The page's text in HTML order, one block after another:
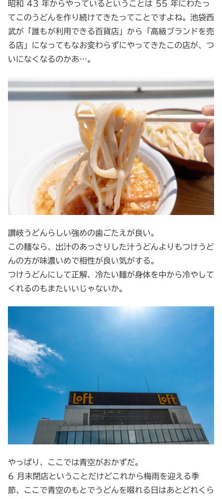
昭和 43 年からやっているということは 55 年にわたっ
てこのうどんを作り続けてきたってことですよね。池袋西
武が「誰もが利用できる百貨店」から「高級ブランドを売
る店」になってもなお変わらずにやってきたこの店が、つ
いになくなるのかあ…。
讃岐うどんらしい強めの歯ごたえが良い。
この麺なら、出汁のあっさりした汁うどんよりもつけうど
んの方が味濃いめで相性が良い気がする。
つけうどんにして正解、冷たい麺が身体を中から冷やして
くれるのもまたいいじゃないか。
やっぱり、ここでは青空がおかずだ。
6 月末閉店ということだけどこれから梅雨を迎える季
節、ここで青空のもとでうどんを啜れる日はあとどれくら